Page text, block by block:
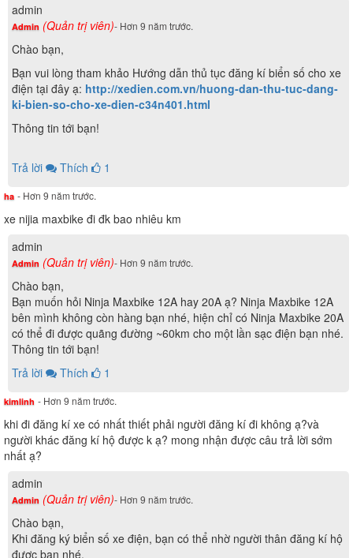
admin
Admin (Quản trị viên)- Hơn 9 năm trước.
Chào bạn,
Bạn vui lòng tham khảo Hướng dẫn thủ tục đăng kí biển số cho xe
điện tại đây ạ: http://xedien.com.vn/huong-dan-thu-tuc-dang-
ki-bien-so-cho-xe-dien-c34n401.html
Thông tin tới bạn!
Trả lời Thích 1
ha - Hơn 9 năm trước.
xe nijia maxbike đi đk bao nhiêu km
admin
Admin (Quản trị viên)- Hơn 9 năm trước.
Chào bạn,
Bạn muốn hỏi Ninja Maxbike 12A hay 20A ạ? Ninja Maxbike 12A
bên mình không còn hàng bạn nhé, hiện chỉ có Ninja Maxbike 20A
có thể đi được quãng đường ~60km cho một lần sạc điện bạn nhé.
Thông tin tới bạn!
Trả lời
Thích 1
kimlinh - Hơn 9 năm trước.
khi đi đăng kí xe có nhất thiết phải người đăng kí đi không ạ?và
người khác đăng kí hộ được k ạ? mong nhận được câu trả lời sớm
nhất ạ?
admin
Admin (Quản trị viên)- Hơn 9 năm trước.
Chào bạn,
Khi đăng ký biển số xe điện, bạn có thể nhờ người thân đăng kí hộ
được bạn nhé.